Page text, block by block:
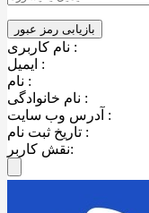
نام کاربری :
ایمیل :
نام :
نام خانوادگی :
آدرس وب سایت :
تاریخ ثبت نام :
نقش کاربر: